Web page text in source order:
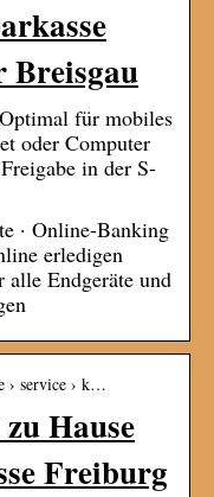
für mobiles
oder Computer
in der S-
· Online-Banking
erledigen
Endgeräte und
› service › k…
Hause
Freiburg